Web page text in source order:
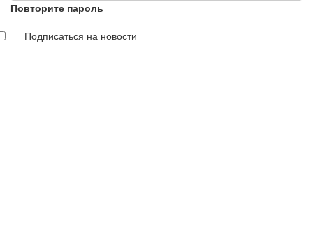
Повторите пароль
Подписаться на новости